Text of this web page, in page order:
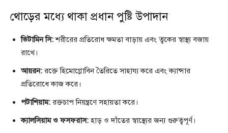
থোড়ের মধ্যে থাকা প্রধান পুষ্টি উপাদান
ভিটামিন সি:শরীরের প্রতিরোধ ক্ষমতা বাড়ায় এবং ত্বকের স্বাস্থ্য বজায়
রাখে।
আয়রন:রক্তে হিমোগ্লোবিন তৈরিতে সাহায্য করে এবং ক্যান্সার
প্রতিরোধে কাজ করে।
পটাশিয়াম:রক্তচাপ নিয়ন্ত্রণে সহায়তা করে।
ক্যালসিয়াম ও ফসফরাস:হাড় ও দাঁতের স্বাস্থ্যের জন্য গুরুত্বপূর্ণ।